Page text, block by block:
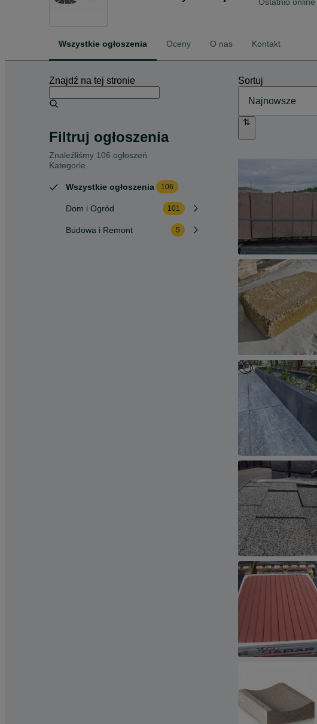
Wszystkie ogłoszenia Oceny O nas Kontakt
Znajdź na tej stronie
Filtruj ogłoszenia
Znaleźliśmy 106 ogłoszeń
Kategorie
Wszystkie ogłoszenia 106
Dom i Ogród 101
Budowa i Remont 5
Sortuj